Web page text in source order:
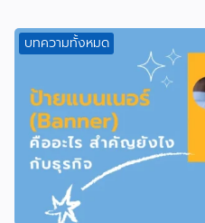
บทความทั้งหมด